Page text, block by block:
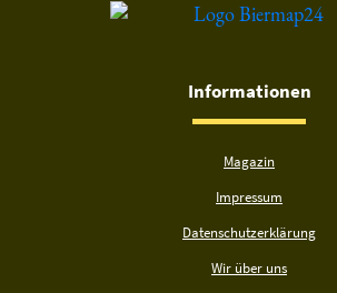
Informationen
Magazin
Impressum
Datenschutzerklärung
Wir über uns